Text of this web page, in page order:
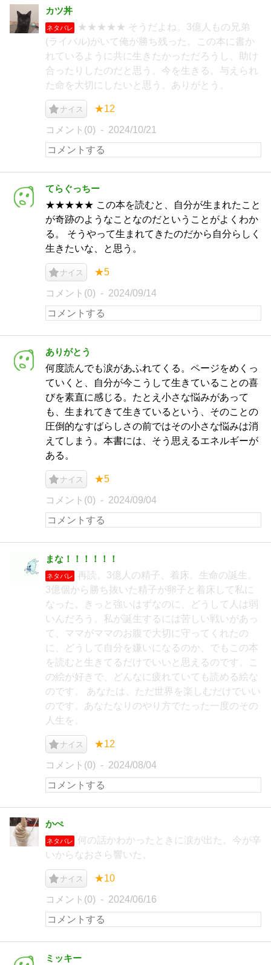
カツ丼
ネタバレ
★★★★★ そうだよね。3億人もの兄弟
(ライバル)がいて俺が勝ち残った。この本に書か
れているように共に生きたかっただろうし、助け
合ったりしたのだと思う。今を生きる。与えられ
た命を大切にしたいと思う。ありがとう。
ナイス ★12
コメント(0) 2024/10/21
てらぐっちー
★★★★★ この本を読むと、自分が生まれたこと
が奇跡のようなことなのだということがよくわか
る。 そうやって生まれてきたのだから自分らしく
生きたいな、と思う。
ナイス ★5
コメント(0) 2024/09/14
ありがとう
何度読んでも涙があふれてくる。ページをめくっ
ていくと、自分が今こうして生きていることの喜
びを素直に感じる。たとえ小さな悩みがあって
も、生まれてきて生きているという、そのことの
圧倒的なすばらしさの前ではその小さな悩みは消
えてしまう。本書には、そう思えるエネルギーが
ある。
ナイス ★5
コメント(0) 2024/09/04
まな！！！！！！
ネタバレ
再読。3億人の精子、着床。生命の誕生。
3億個から勝ち抜いた精子が卵子と着床して私に
なった。きっと強いはずなのに、どうして人は弱
いんだろう。私が誕生するには苦しい戦いがあっ
て、ママがママのお腹で大切に守ってくれたの
に、どうして自分を嫌いになるのか、でもこの本
を読むと生きてるだけでいいと思えるのです。こ
の絵が好きで、どんなに疲れていても読める絵な
のです。 あなたは、ただ世界を楽しむだけでいい
のです。あなたなりのやり方でたった一度のその
人生を。
ナイス ★12
コメント(0) 2024/08/04
かぺ
ネタバレ
何の話かわかったときに涙が出た。今が辛
いからなおさら響いた。
ナイス ★10
コメント(0) 2024/06/16
ミッキー